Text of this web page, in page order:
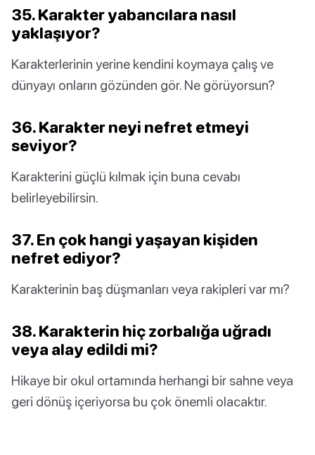
35. Karakter yabancılara nasıl
yaklaşıyor?
Karakterlerinin yerine kendini koymaya çalış ve
dünyayı onların gözünden gör. Ne görüyorsun?
36. Karakter neyi nefret etmeyi
seviyor?
Karakterini güçlü kılmak için buna cevabı
belirleyebilirsin.
37. En çok hangi yaşayan kişiden
nefret ediyor?
Karakterinin baş düşmanları veya rakipleri var mı?
38. Karakterin hiç zorbalığa uğradı
veya alay edildi mi?
Hikaye bir okul ortamında herhangi bir sahne veya
geri dönüş içeriyorsa bu çok önemli olacaktır.